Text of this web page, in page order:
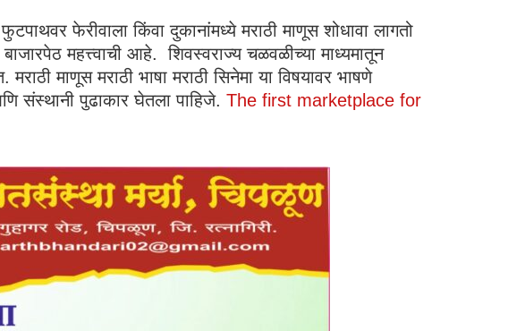
फेरीवाला किंवा दुकानांमध्ये मराठी माणूस शोधावा लागतो
महत्त्वाची आहे. शिवस्वराज्य चळवळीच्या माध्यमातून
माणूस मराठी भाषा मराठी सिनेमा या विषयावर भाषणे
संस्थानी पुढाकार घेतला पाहिजे. The first marketplace for